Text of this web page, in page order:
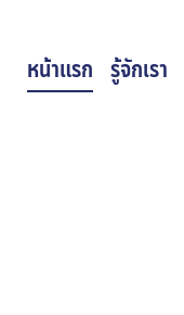
หน้าแรก รู้จักเรา